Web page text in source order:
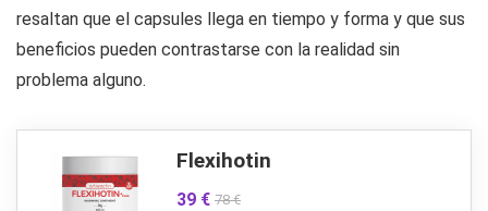
resaltan que el capsules llega en tiempo y forma y que sus
beneficios pueden contrastarse con la realidad sin
problema alguno.
Flexihotin
39 € 78 €